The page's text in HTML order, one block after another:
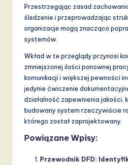
Przestrzegając zasad
śledzenie i przeprowadzając
organizacje mogą znacząco
systemów.
Wkład w te przeglądy przynosi
zmniejszonej ilości ponownej
komunikacji i większej pewności
jedynie ćwiczenie
działalność zapewnienia jakości,
budowany system rzeczywiście
którego został zaprojektowany.
Powiązane Wpisy:
Przewodnik DFD: